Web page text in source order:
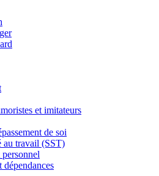
et imitateurs
de soi
au travail (SST)
dépendances